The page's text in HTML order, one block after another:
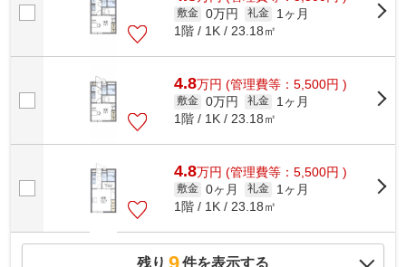
敷金 0万円 礼金
1ヶ月
1階 / 1K / 23.18㎡
4.8万円 (管理費等：5,500円 )
敷金 0万円 礼金
1ヶ月
1階 / 1K / 23.18㎡
4.8万円 (管理費等：5,500円 )
敷金 0ヶ月 礼金
1ヶ月
1階 / 1K / 23.18㎡
残り 件を表示する